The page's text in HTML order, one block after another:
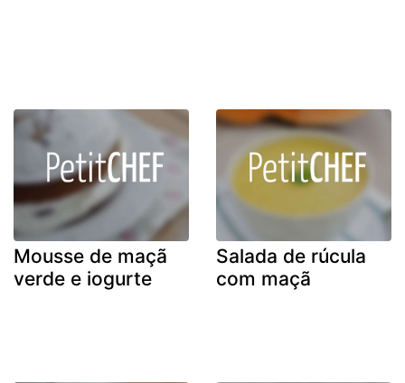
Mousse de maçã
verde e iogurte
Salada de rúcula
com maçã